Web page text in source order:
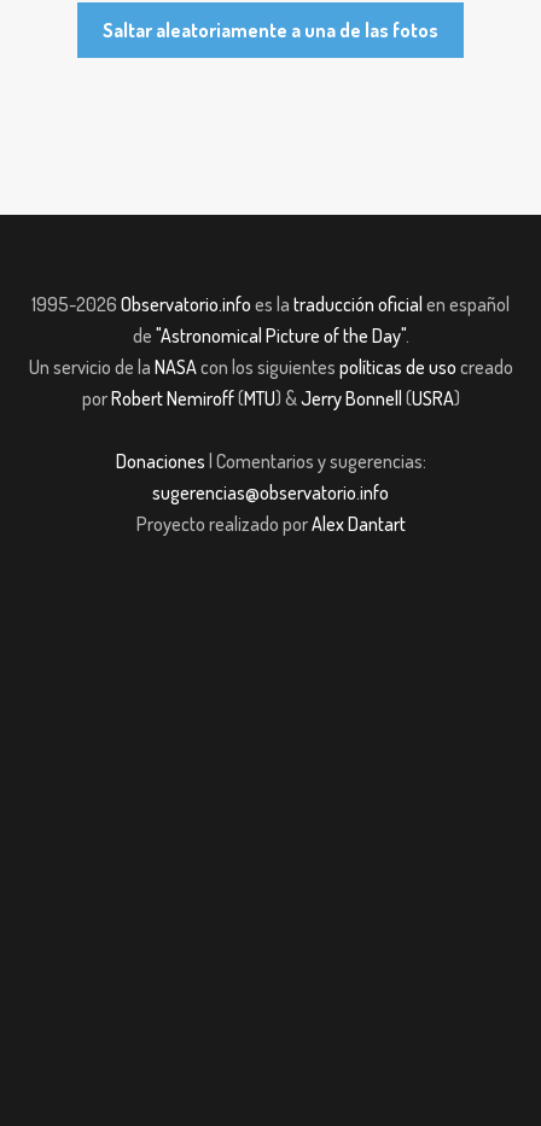
Saltar aleatoriamente a una de las fotos
1995-2026 Observatorio.info es la traducción oficial en español
de "Astronomical Picture of the Day".
Un servicio de la NASAcon los siguientes políticas de uso creado
porRobert Nemiroff(MTU) &Jerry Bonnell (USRA)
Donaciones | Comentarios y sugerencias:
sugerencias@observatorio.info
Proyecto realizado porAlex Dantart